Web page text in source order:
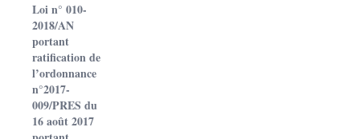
Loi n° 010-
2018/AN
portant
ratification de
l’ordonnance
n°2017-
009/PRES du
16 août 2017